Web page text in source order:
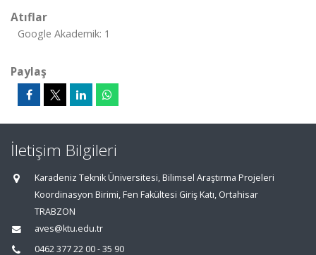
Atıflar
Google Akademik: 1
Paylaş
İletişim Bilgileri
Karadeniz Teknik Üniversitesi, Bilimsel Araştırma Projeleri
Koordinasyon Birimi, Fen Fakültesi Giriş Katı, Ortahisar
TRABZON
aves@ktu.edu.tr
0462 377 22 00 - 35 90